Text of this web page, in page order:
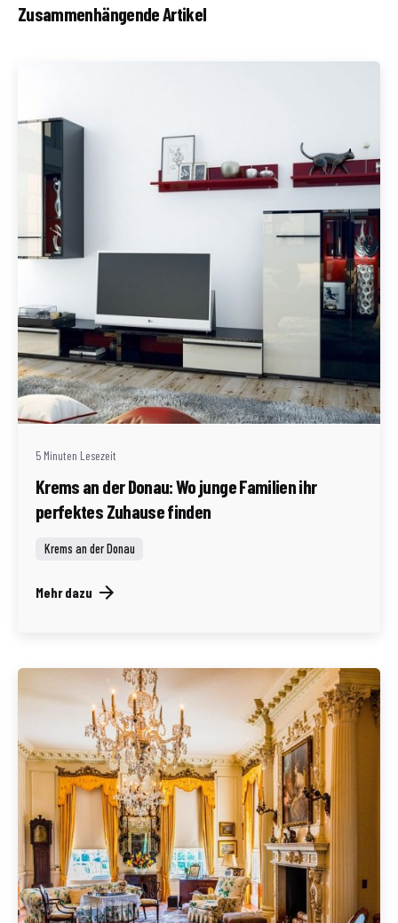
Zusammenhängende Artikel
Geschrieben von
Redaktion Immofragen Bezirk: Krems an der Donau
(AT)
5 Minuten Lesezeit
Krems an der Donau: Wo junge Familien ihr
perfektes Zuhause finden
Krems an der Donau
Mehr dazu